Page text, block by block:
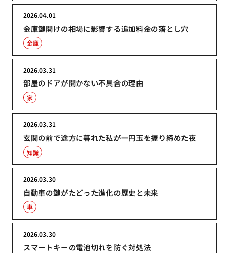
金庫鍵開けの相場に影響する追加料金の落とし穴
2026.04.01
金庫
部屋のドアが開かない不具合の理由
2026.03.31
家
玄関の前で途方に暮れた私が一円玉を握り締めた夜
2026.03.31
知識
自動車の鍵がたどった進化の歴史と未来
2026.03.30
車
スマートキーの電池切れを防ぐ対処法
2026.03.30